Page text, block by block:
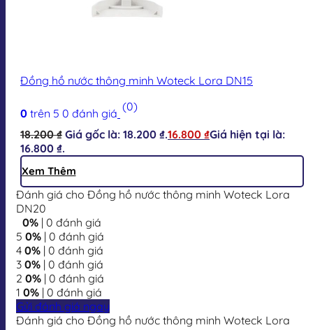
Đồng hồ nước thông minh Woteck Lora DN15
0 trên 5 0 đánh giá (0)
18.200₫ Giá gốc là: 18.200 ₫.16.800 ₫Giá hiện tại là:
16.800 ₫.
Xem Thêm
Đánh giá cho Đồng hồ nước thông minh Woteck Lora
DN20
0% | 0 đánh giá
5 0% | 0 đánh giá
4 0% | 0 đánh giá
3 0% | 0 đánh giá
2 0% | 0 đánh giá
1 0% | 0 đánh giá
Gửi đánh giá ngay
Đánh giá cho Đồng hồ nước thông minh Woteck Lora